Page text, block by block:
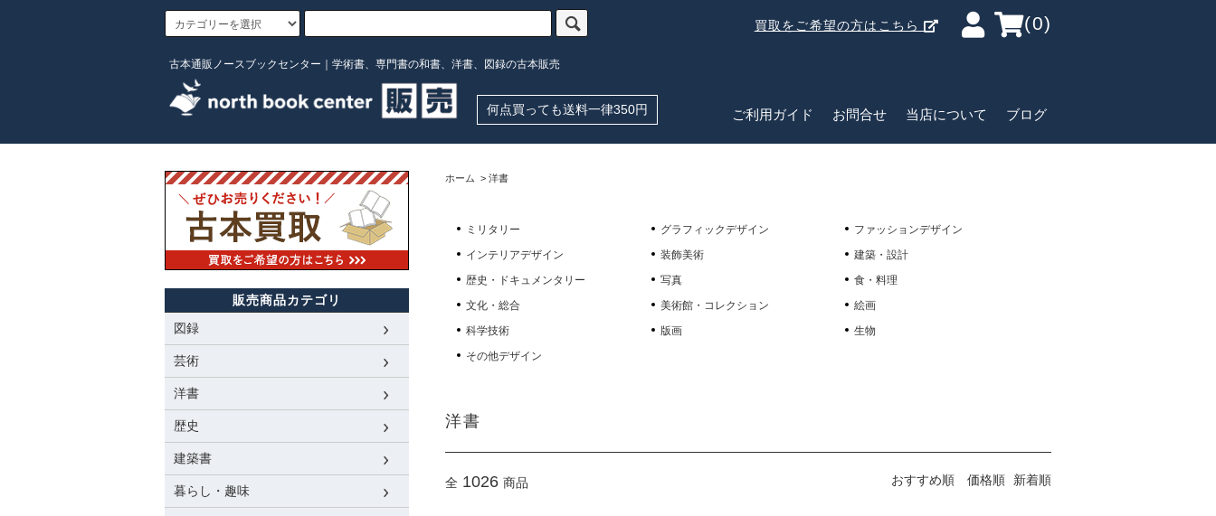
買取をご希望の方はこちら (0)
古本通販ノースブックセンター｜学術書、専門書の和書、洋書、図録の古本販売
何点買っても送料一律350円 ご利用ガイド お問合せ 当店について ブログ
ホーム > 洋書
ミリタリー グラフィックデザイン
ファッションデザイン
インテリアデザイン
装飾美術
建築・設計
歴史・ドキュメンタリー
写真
食・料理
文化・総合
美術館・コレクション
絵画
科学技術
版画
生物
その他デザイン
洋書
全 1026 商品 おすすめ順 価格順 新着順
販売商品カテゴリ
図録
芸術
洋書
歴史
建築書
暮らし・趣味